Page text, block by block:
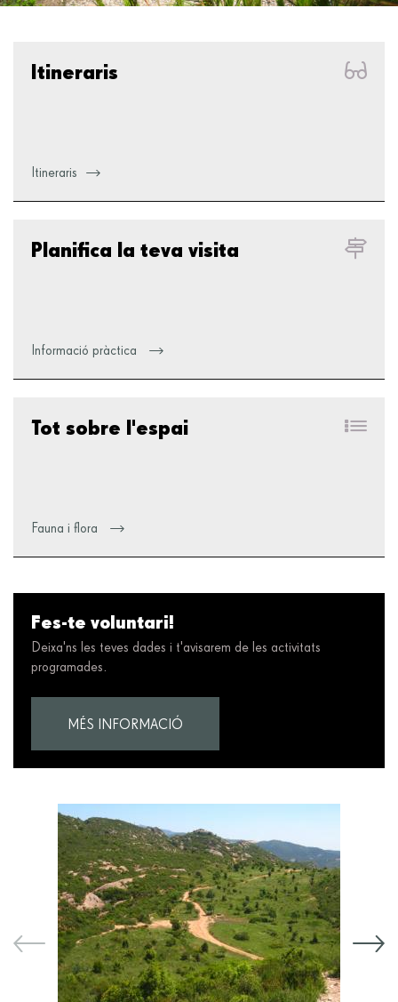
Itineraris
Itineraris
Planifica la teva visita
Informació pràctica
Tot sobre l'espai
Fauna i flora
Fes-te voluntari!
Deixa'ns les teves dades i t'avisarem de les activitats
programades.
MÉS INFORMACIÓ